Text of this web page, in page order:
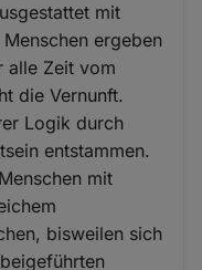
mit
ergeben
alle Zeit vom
die Vernunft.
Logik durch
entstammen.
mit
bisweilen sich